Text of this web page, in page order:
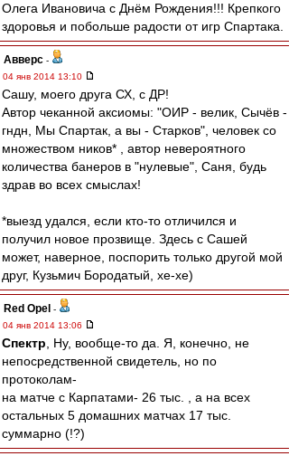
Олега Ивановича с Днём Рождения!!! Крепкого
здоровья и побольше радости от игр Спартака.
Авверс -
04 янв 2014 13:10
Сашу, моего друга СХ, с ДР!
Автор чеканной аксиомы: "ОИР - велик, Сычёв -
гндн, Мы Спартак, а вы - Старков", человек со
множеством ников* , автор невероятного
количества банеров в "нулевые", Саня, будь
здрав во всех смыслах!
*выезд удался, если кто-то отличился и
получил новое прозвище. Здесь с Сашей
может, наверное, поспорить только другой мой
друг, Кузьмич Бородатый, хе-хе)
Red Opel -
04 янв 2014 13:06
Спектр , Ну, вообще-то да. Я, конечно, не
непосредственной свидетель, но по
протоколам-
на матче с Карпатами- 26 тыс. , а на всех
остальных 5 домашних матчах 17 тыс.
суммарно (!?)